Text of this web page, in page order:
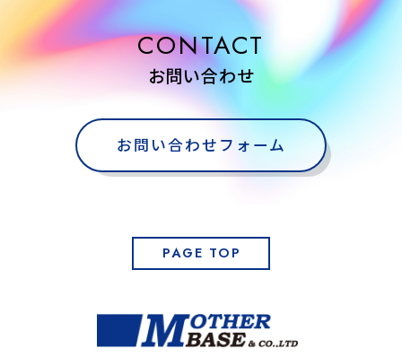
CONTACT
お問い合わせ
お問い合わせフォーム
PAGE TOP